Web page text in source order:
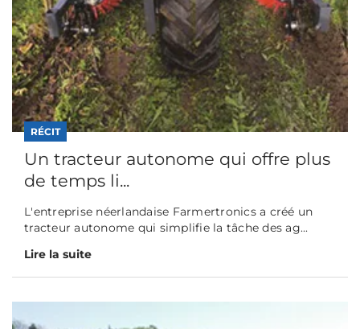
RÉCIT
Un tracteur autonome qui offre plus
de temps li...
L'entreprise néerlandaise Farmertronics a créé un
tracteur autonome qui simplifie la tâche des ag...
Lire la suite